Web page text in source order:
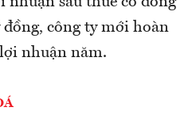
công ty mới hoàn
nhuận năm.